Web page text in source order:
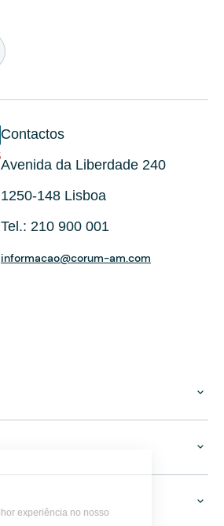
Contactos
Avenida da Liberdade 240
1250-148 Lisboa
Tel.: 210 900 001
informacao@corum-am.com